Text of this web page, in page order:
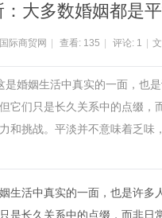
大多数婚姻都是
际商贸网 查看: 135 评论: 1
婚姻生活中真实的一面，也
它们只是长久关系中的点缀，
和挑战。平淡并不意味着乏味
生活中真实的一面，也是许
长久关系中的点缀，而非日